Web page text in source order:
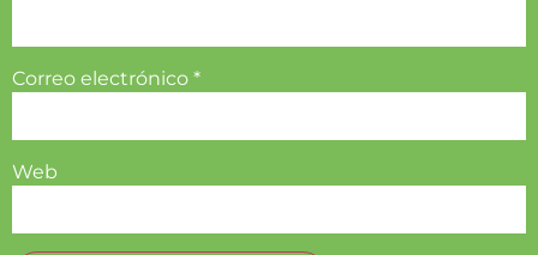
Correo electrónico *
Web